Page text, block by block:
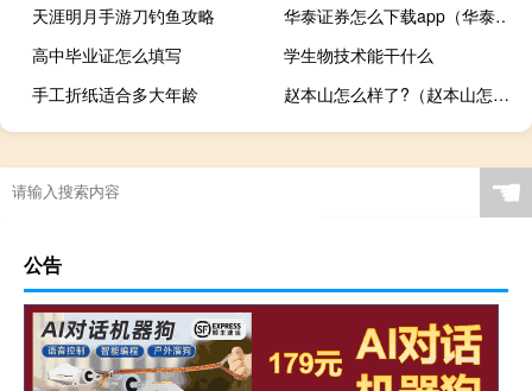
天涯明月手游刀钓鱼攻略
华泰证券怎么下载app（华泰证券app官方下载方式是什么）
高中毕业证怎么填写
学生物技术能干什么
手工折纸适合多大年龄
赵本山怎么样了?（赵本山怎么了）
☚
公告